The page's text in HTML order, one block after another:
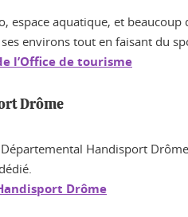
espace aquatique, et
environs tout en faisant du
l’Office de tourisme
Drôme
Handisport
Drôme